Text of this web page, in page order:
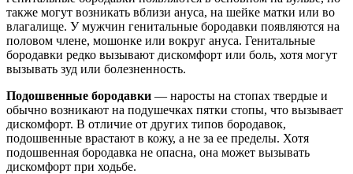
также могут возникать вблизи ануса, на шейке матки или во
влагалище. У мужчин генитальные бородавки появляются на
половом члене, мошонке или вокруг ануса. Генитальные
бородавки редко вызывают дискомфорт или боль, хотя могут
вызывать зуд или болезненность.
Подошвенные бородавки — наросты на стопах твердые и
обычно возникают на подушечках пятки стопы, что вызывает
дискомфорт. В отличие от других типов бородавок,
подошвенные врастают в кожу, а не за ее пределы. Хотя
подошвенная бородавка не опасна, она может вызывать
дискомфорт при ходьбе.